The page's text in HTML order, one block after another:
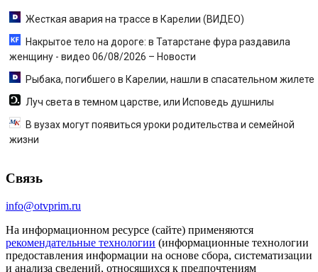
Жесткая авария на трассе в Карелии (ВИДЕО)
Накрытое тело на дороге: в Татарстане фура раздавила
женщину - видео 06/08/2026 – Новости
Рыбака, погибшего в Карелии, нашли в спасательном жилете
Луч света в темном царстве, или Исповедь душнилы
В вузах могут появиться уроки родительства и семейной
жизни
Связь
info@otvprim.ru
На информационном ресурсе (сайте) применяются
рекомендательные технологии (информационные технологии
предоставления информации на основе сбора, систематизации
и анализа сведений, относящихся к предпочтениям